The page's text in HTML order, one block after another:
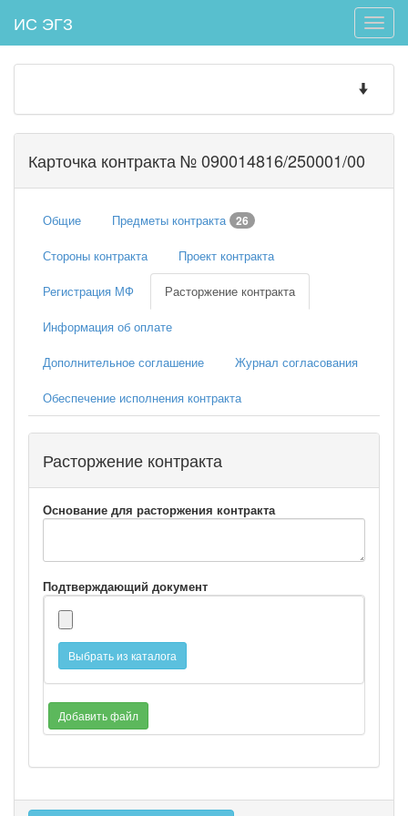
Toggle
ИС ЭГЗ
Toggle
Карточка контракта № 090014816/250001/00
Общие Предметы контракта 26
Стороны контракта Проект контракта
Регистрация МФ Расторжение контракта
Информация об оплате
Дополнительное соглашение Журнал согласования
Обеспечение исполнения контракта
Расторжение контракта
Основание для расторжения контракта
Подтверждающий документ
Выбрать из каталога
Добавить файл